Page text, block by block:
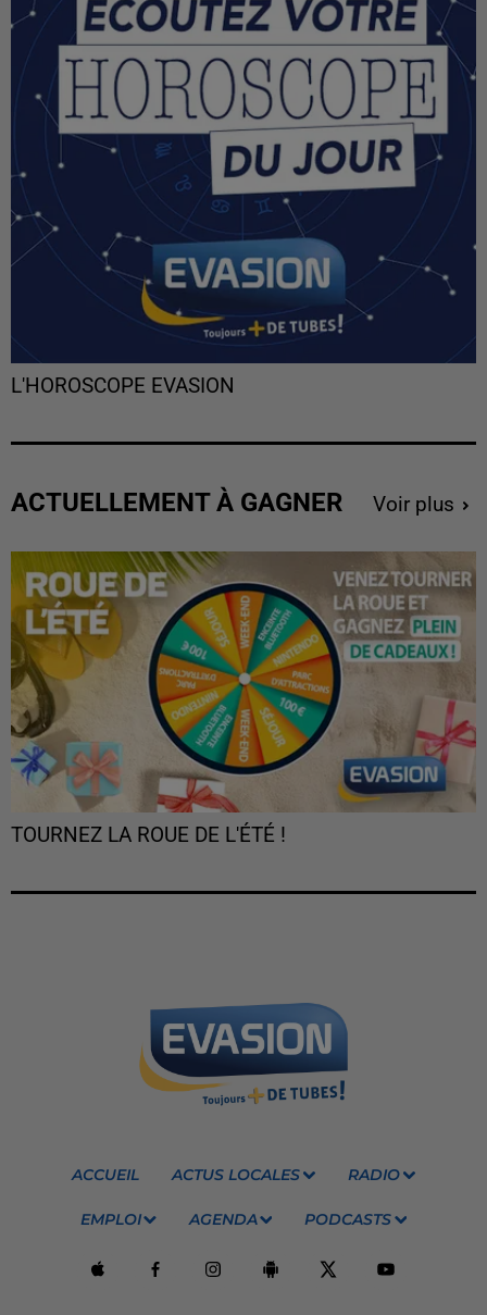
L'HOROSCOPE EVASION
ACTUELLEMENT À GAGNER Voir plus
TOURNEZ LA ROUE DE L'ÉTÉ !
ACCUEIL ACTUS LOCALES RADIO
EMPLOI AGENDA PODCASTS